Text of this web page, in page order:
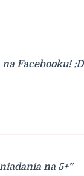
Facebooku! :D
na 5+”